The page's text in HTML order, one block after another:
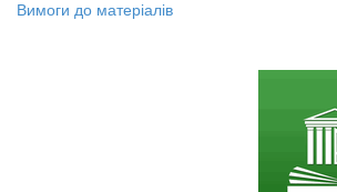
Вимоги до матеріалів